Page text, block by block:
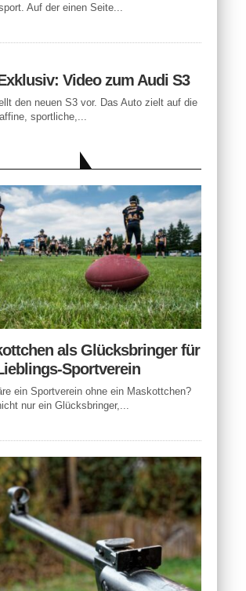
Auf der einen Seite...
Video zum Audi S3
den neuen S3 vor. Das Auto zielt auf die
sportliche,...
als Glücksbringer für
Sportverein
ein Sportverein ohne ein Maskottchen?
nur ein Glücksbringer,...